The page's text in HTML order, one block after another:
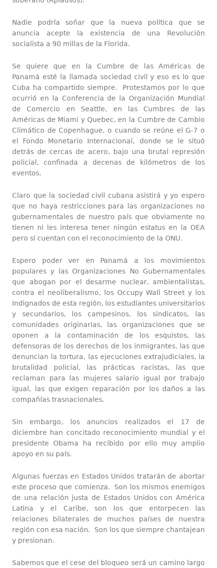
Nadie podría soñar que la nueva política que se
anuncia acepte la existencia de una Revolución
socialista a 90 millas de la Florida.
Se quiere que en la Cumbre de las Américas de
Panamá esté la llamada sociedad civil y eso es lo que
Cuba ha compartido siempre. Protestamos por lo que
ocurrió en la Conferencia de la Organización Mundial
de Comercio en Seattle, en las Cumbres de las
Américas de Miami y Quebec, en la Cumbre de Cambio
Climático de Copenhague, o cuando se reúne el G-7 o
el Fondo Monetario Internacional, donde se le situó
detrás de cercas de acero, bajo una brutal represión
policial, confinada a decenas de kilómetros de los
eventos.
Claro que la sociedad civil cubana asistirá y yo espero
que no haya restricciones para las organizaciones no
gubernamentales de nuestro país que obviamente no
tienen ni les interesa tener ningún estatus en la OEA
pero sí cuentan con el reconocimiento de la ONU.
Espero poder ver en Panamá a los movimientos
populares y las Organizaciones No Gubernamentales
que abogan por el desarme nuclear, ambientalistas,
contra el neoliberalismo, los Occupy Wall Street y los
Indignados de esta región, los estudiantes universitarios
y secundarios, los campesinos, los sindicatos, las
comunidades originarias, las organizaciones que se
oponen a la contaminación de los esquistos, las
defensoras de los derechos de los inmigrantes, las que
denuncian la tortura, las ejecuciones extrajudiciales, la
brutalidad policial, las prácticas racistas, las que
reclaman para las mujeres salario igual por trabajo
igual, las que exigen reparación por los daños a las
compañías trasnacionales.
Sin embargo, los anuncios realizados el 17 de
diciembre han concitado reconocimiento mundial y el
presidente Obama ha recibido por ello muy amplio
apoyo en su país.
Algunas fuerzas en Estados Unidos tratarán de abortar
este proceso que comienza. Son los mismos enemigos
de una relación justa de Estados Unidos con América
Latina y el Caribe, son los que entorpecen las
relaciones bilaterales de muchos países de nuestra
región con esa nación. Son los que siempre chantajean
y presionan.
Sabemos que el cese del bloqueo será un camino largo